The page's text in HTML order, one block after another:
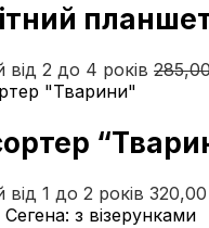
від 2 до 4 років
від 1 до 2 років 320,00